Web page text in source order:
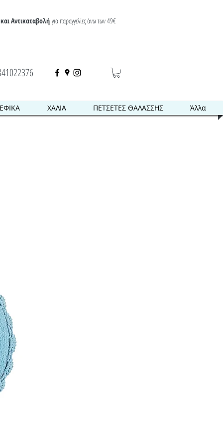
Αντικαταβολή για παραγγελίες άνω των 49€
ΧΑΛΙΑ ΠΕΤΣΕΤΕΣ ΘΑΛΑΣΣΗΣ Άλλα